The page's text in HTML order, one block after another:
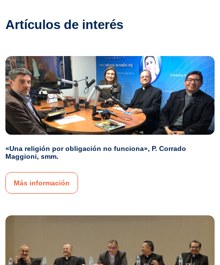
Artículos de interés
«Una religión por obligación no funciona», P. Corrado
Maggioni, smm.
Más información